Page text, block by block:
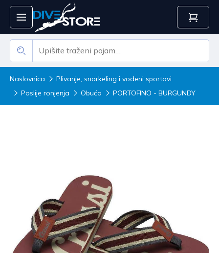
Naslovnica
Plivanje, snorkeling i vodeni sportovi
Poslije ronjenja
Obuća PORTOFINO - BURGUNDY